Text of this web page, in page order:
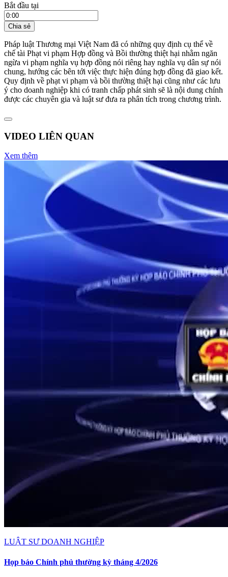
Bắt đầu tại
Chia sẻ
Pháp luật Thương mại Việt Nam đã có những quy định cụ thể về
chế tài Phạt vi phạm Hợp đồng và Bồi thường thiệt hại nhằm ngăn
ngừa vi phạm nghĩa vụ hợp đồng nói riêng hay nghĩa vụ dân sự nói
chung, hướng các bên tới việc thực hiện đúng hợp đồng đã giao kết.
Quy định về phạt vi phạm và bồi thường thiệt hại cũng như các lưu
ý cho doanh nghiệp khi có tranh chấp phát sinh sẽ là nội dung chính
được các chuyên gia và luật sư đưa ra phân tích trong chương trình.
VIDEO LIÊN QUAN
Xem thêm
LUẬT SƯ DOANH NGHIỆP
Họp báo Chính phủ thường kỳ tháng 4/2026